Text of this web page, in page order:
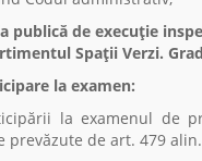
publică de execuție
Spații Verzi.
la examen:
la examenul de
prevăzute de art. 479